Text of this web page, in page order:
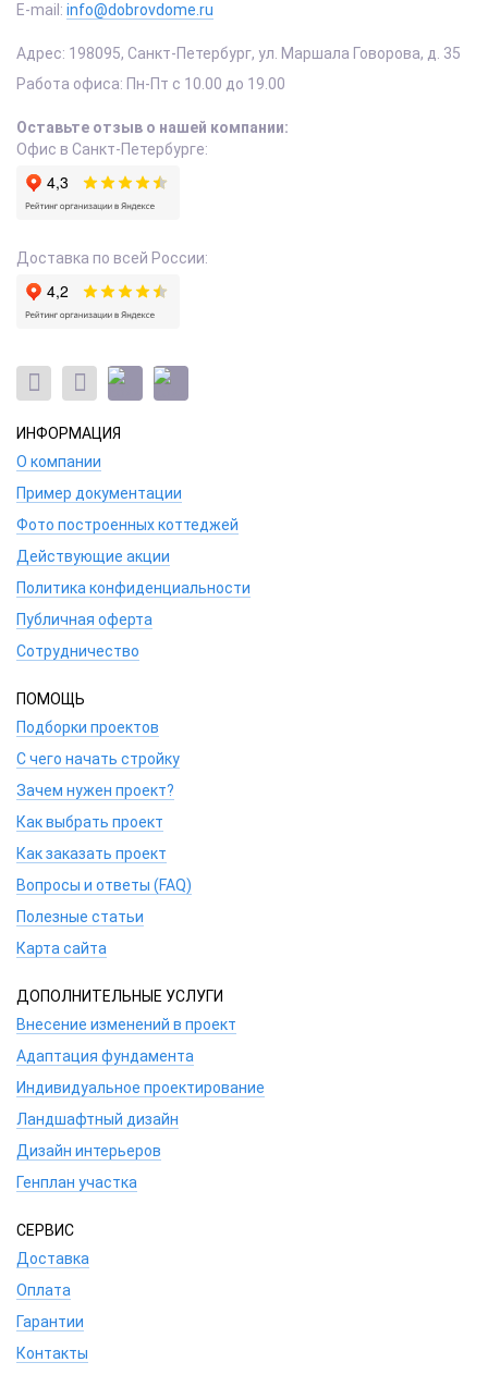
E-mail: info@dobrovdome.ru
Адрес: 198095, Санкт-Петербург, ул. Маршала Говорова, д. 35
Работа офиса: Пн-Пт с 10.00 до 19.00
Оставьте отзыв о нашей компании:
Офис в Санкт-Петербурге:
Доставка по всей России:
ИНФОРМАЦИЯ
О компании
Пример документации
Фото построенных коттеджей
Действующие акции
Политика конфиденциальности
Публичная оферта
Сотрудничество
ПОМОЩЬ
Подборки проектов
С чего начать стройку
Зачем нужен проект?
Как выбрать проект
Как заказать проект
Вопросы и ответы (FAQ)
Полезные статьи
Карта сайта
ДОПОЛНИТЕЛЬНЫЕ УСЛУГИ
Внесение изменений в проект
Адаптация фундамента
Индивидуальное проектирование
Ландшафтный дизайн
Дизайн интерьеров
Генплан участка
СЕРВИС
Доставка
Оплата
Гарантии
Контакты